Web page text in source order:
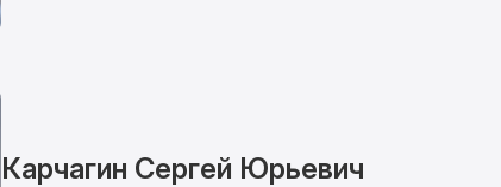
Карчагин Сергей Юрьевич